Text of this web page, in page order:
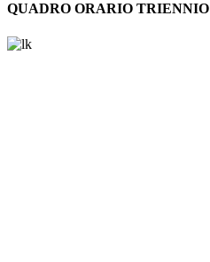
QUADRO ORARIO TRIENNIO